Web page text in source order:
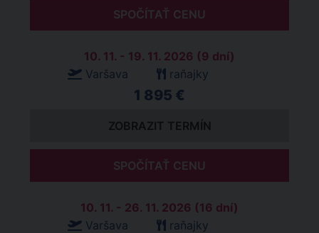
SPOČÍTAŤ CENU
10. 11. - 19. 11. 2026 (9 dní)
Varšava
raňajky
1 895 €
ZOBRAZIT TERMÍN
SPOČÍTAŤ CENU
10. 11. - 26. 11. 2026 (16 dní)
Varšava
raňajky